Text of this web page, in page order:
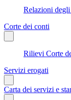
Relazioni
Corte dei conti
Rilievi Corte
Servizi erogati
Carta dei servizi e